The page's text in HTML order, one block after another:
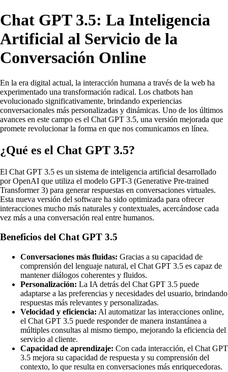
Chat GPT 3.5: La Inteligencia
Artificial al Servicio de la
Conversación Online
En la era digital actual, la interacción humana a través de la web ha
experimentado una transformación radical. Los chatbots han
evolucionado significativamente, brindando experiencias
conversacionales más personalizadas y dinámicas. Uno de los últimos
avances en este campo es el Chat GPT 3.5, una versión mejorada que
promete revolucionar la forma en que nos comunicamos en línea.
¿Qué es el Chat GPT 3.5?
El Chat GPT 3.5 es un sistema de inteligencia artificial desarrollado
por OpenAI que utiliza el modelo GPT-3 (Generative Pre-trained
Transformer 3) para generar respuestas en conversaciones virtuales.
Esta nueva versión del software ha sido optimizada para ofrecer
interacciones mucho más naturales y contextuales, acercándose cada
vez más a una conversación real entre humanos.
Beneficios del Chat GPT 3.5
Conversaciones más fluidas: Gracias a su capacidad de
comprensión del lenguaje natural, el Chat GPT 3.5 es capaz de
mantener diálogos coherentes y fluidos.
Personalización: La IA detrás del Chat GPT 3.5 puede
adaptarse a las preferencias y necesidades del usuario, brindando
respuestas más relevantes y personalizadas.
Velocidad y eficiencia: Al automatizar las interacciones online,
el Chat GPT 3.5 puede responder de manera instantánea a
múltiples consultas al mismo tiempo, mejorando la eficiencia del
servicio al cliente.
Capacidad de aprendizaje: Con cada interacción, el Chat GPT
3.5 mejora su capacidad de respuesta y su comprensión del
contexto, lo que resulta en conversaciones más enriquecedoras.